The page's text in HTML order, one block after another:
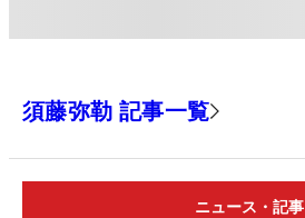
須藤弥勒 記事一覧
ニュース・記事